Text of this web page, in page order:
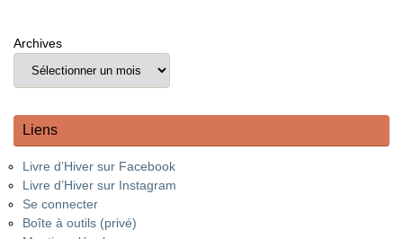
Archives
Liens
Livre d’Hiver sur Facebook
Livre d’Hiver sur Instagram
Se connecter
Boîte à outils (privé)